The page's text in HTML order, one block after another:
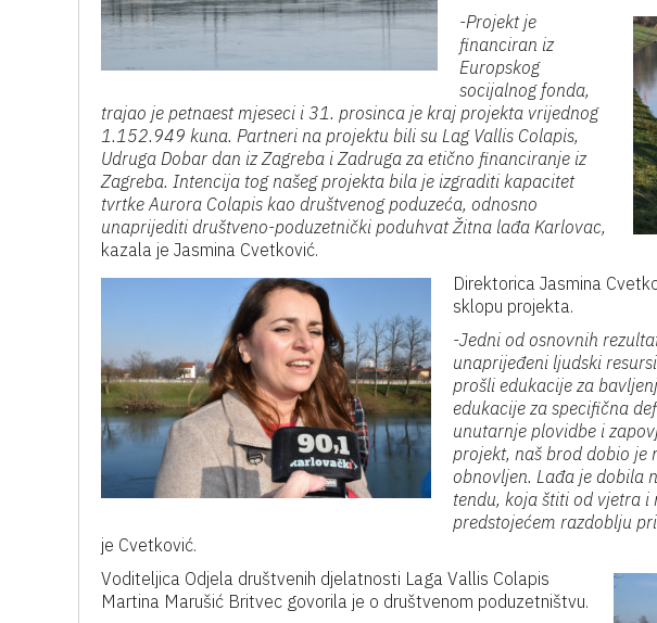
-Projekt je
financiran iz
Europskog
socijalnog fonda,
trajao je petnaest mjeseci i 31. prosinca je kraj projekta vrijednog
1.152.949 kuna. Partneri na projektu bili su Lag Vallis Colapis,
Udruga Dobar dan iz Zagreba i Zadruga za etično financiranje iz
Zagreba. Intencija tog našeg projekta bila je izgraditi kapacitet
tvrtke Aurora Colapis kao društvenog poduzeća, odnosno
unaprijediti društveno-poduzetnički poduhvat Žitna lađa Karlovac,
kazala je Jasmina Cvetković.
Direktorica Jasmina
sklopu projekta.
-Jedni od osnovnih
unaprijeđeni ljudski
prošli edukacije za
edukacije za specifična
unutarnje plovidbe i
projekt, naš brod dobio je
obnovljen. Lađa je dobila
tendu, koja štiti od vjetra i
predstojećem razdoblju
je Cvetković.
Voditeljica Odjela društvenih djelatnosti Laga Vallis Colapis
Martina Marušić Britvec govorila je o društvenom poduzetništvu.